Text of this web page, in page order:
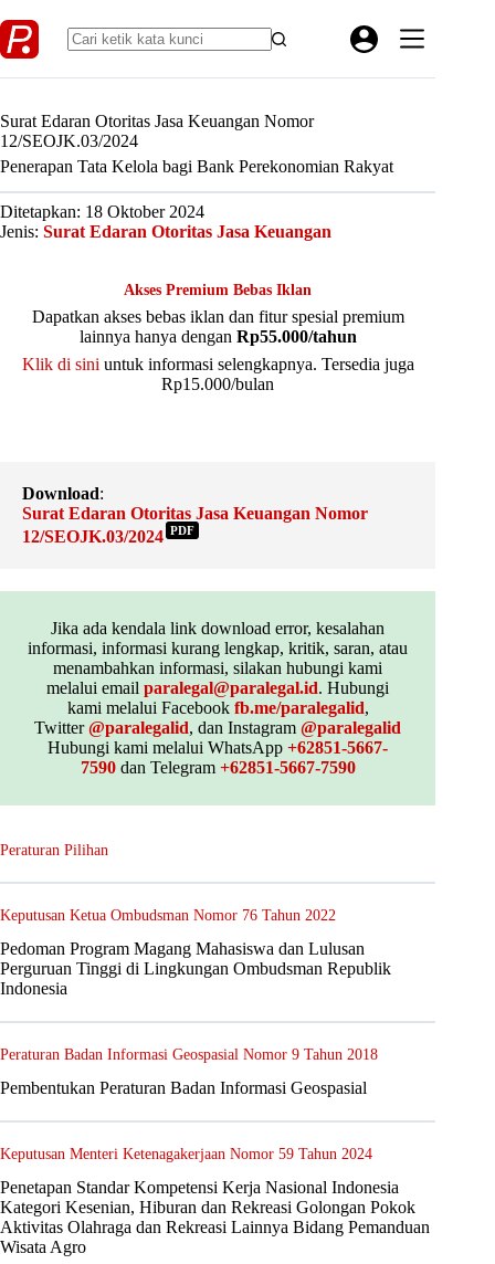
to
content
Surat Edaran Otoritas Jasa Keuangan Nomor
12/SEOJK.03/2024
Penerapan Tata Kelola bagi Bank Perekonomian Rakyat
Ditetapkan: 18 Oktober 2024
Jenis: Surat Edaran Otoritas Jasa Keuangan
Akses Premium Bebas Iklan
Dapatkan akses bebas iklan dan fitur spesial premium
lainnya hanya dengan Rp55.000/tahun
Klik di sini untuk informasi selengkapnya. Tersedia juga
Rp15.000/bulan
Download:
Surat Edaran Otoritas Jasa Keuangan Nomor
12/SEOJK.03/2024 PDF
Jika ada kendala link download error, kesalahan
informasi, informasi kurang lengkap, kritik, saran, atau
menambahkan informasi, silakan hubungi kami
melalui emailparalegal@paralegal.id. Hubungi
kami melalui Facebook fb.me/paralegalid,
Twitter@paralegalid, dan Instagram@paralegalid
Hubungi kami melalui WhatsApp+62851-5667-
7590dan Telegram +62851-5667-7590
Peraturan Pilihan
Keputusan Ketua Ombudsman Nomor 76 Tahun 2022
Pedoman Program Magang Mahasiswa dan Lulusan
Perguruan Tinggi di Lingkungan Ombudsman Republik
Indonesia
Peraturan Badan Informasi Geospasial Nomor 9 Tahun 2018
Pembentukan Peraturan Badan Informasi Geospasial
Keputusan Menteri Ketenagakerjaan Nomor 59 Tahun 2024
Penetapan Standar Kompetensi Kerja Nasional Indonesia
Kategori Kesenian, Hiburan dan Rekreasi Golongan Pokok
Aktivitas Olahraga dan Rekreasi Lainnya Bidang Pemanduan
Wisata Agro